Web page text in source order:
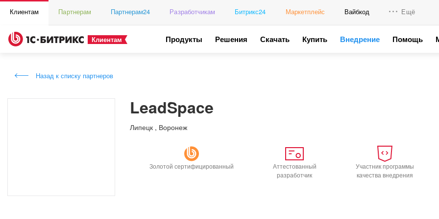
Клиентам Партнерам Партнерам24 Разработчикам Битрикс24 Маркетплейс Вайбкод Ещё
Клиентам Продукты Решения Скачать Купить Внедрение Помощь
Назад к списку партнеров
LeadSpace
Липецк , Воронеж
Золотой сертифицированный
Аттестованный
разработчик
Участник программы
качества внедрения